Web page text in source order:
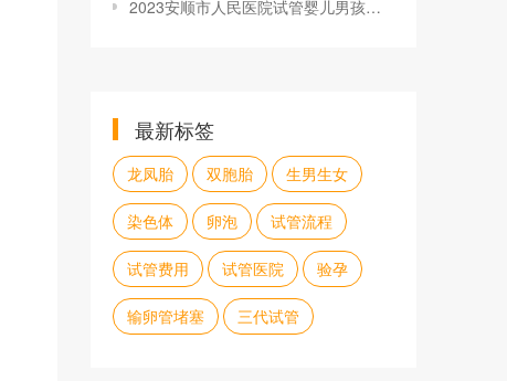
2023安顺市人民医院试管婴儿男孩费用要
最新标签
龙凤胎 双胞胎 生男生女
染色体 卵泡 试管流程
试管费用 试管医院 验孕
输卵管堵塞 三代试管